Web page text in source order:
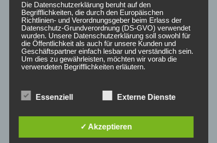
5
19×8,5 ET35 5×120
450,00€ *
19×8,5 ET35 5×112
Double Tinted Black
450,00€ *
Die Datenschutzerklärung beruht auf den
Begrifflichkeiten, die durch den Europäischen
Richtlinien- und Verordnungsgeber beim Erlass der
Datenschutz-Grundverordnung (DS-GVO) verwendet
wurden. Unsere Datenschutzerklärung soll sowohl für
die Öffentlichkeit als auch für unsere Kunden und
Geschäftspartner einfach lesbar und verständlich sein.
Um dies zu gewährleisten, möchten wir vorab die
verwendeten Begrifflichkeiten erläutern.
Wir verwenden in dieser Datenschutzerklärung
unter anderem die folgenden Begriffe:
Essenziell Externe Dienste
✓ Akzeptieren